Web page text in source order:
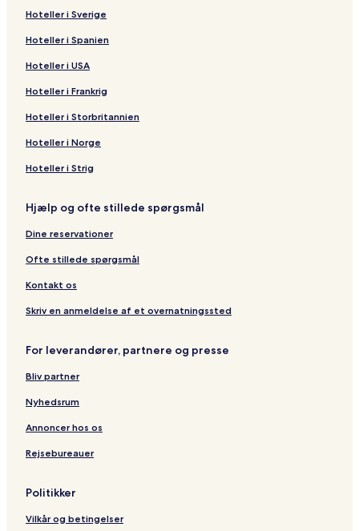
Hoteller i Sverige
Hoteller i Spanien
Hoteller i USA
Hoteller i Frankrig
Hoteller i Storbritannien
Hoteller i Norge
Hoteller i Strig
Hjælp og ofte stillede spørgsmål
Dine reservationer
Ofte stillede spørgsmål
Kontakt os
Skriv en anmeldelse af et overnatningssted
For leverandører, partnere og presse
Bliv partner
Nyhedsrum
Annoncer hos os
Rejsebureauer
Politikker
Vilkår og betingelser